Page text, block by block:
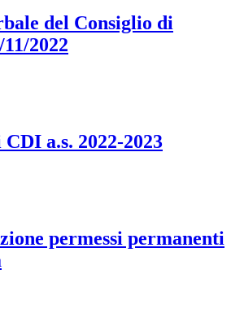
del Consiglio di
2022
a.s. 2022-2023
permessi permanenti